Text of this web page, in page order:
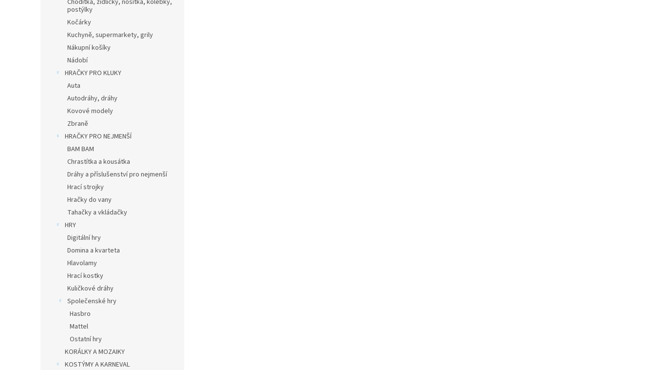
Chodítka, židličky, nosítka, kolébky,
postýlky
Kočárky
Kuchyně, supermarkety, grily
Nákupní košíky
Nádobí
HRAČKY PRO KLUKY
Auta
Autodráhy, dráhy
Kovové modely
Zbraně
HRAČKY PRO NEJMENŠÍ
BAM BAM
Chrastítka a kousátka
Dráhy a příslušenství pro nejmenší
Hrací strojky
Hračky do vany
Tahačky a vkládačky
HRY
Digitální hry
Domina a kvarteta
Hlavolamy
Hrací kostky
Kuličkové dráhy
Společenské hry
Hasbro
Mattel
Ostatní hry
KORÁLKY A MOZAIKY
KOSTÝMY A KARNEVAL